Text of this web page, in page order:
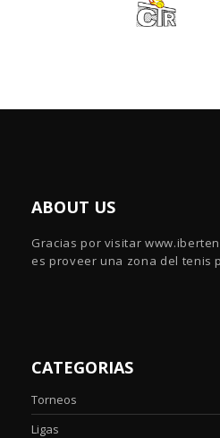
ABOUT US
Gracias por visitar
es proveer una zona del tenis
CATEGORIAS
Torneos
Ligas